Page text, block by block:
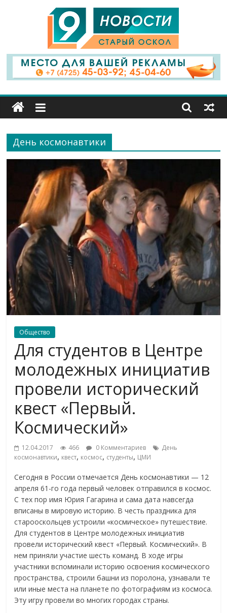
9
Канал
Старый
Оскол
День космонавтики
Общество
Для студентов в Центре
молодежных инициатив
провели исторический
квест «Первый.
Космический»
12.04.2017 466 0 Комментариев
День
космонавтики, квест, космос, студенты, ЦМИ
Сегодня в России отмечается День космонавтики — 12
апреля 61-го года первый человек отправился в космос.
С тех пор имя Юрия Гагарина и сама дата навсегда
вписаны в мировую историю. В честь праздника для
старооскольцев устроили «космическое» путешествие.
Для студентов в Центре молодежных инициатив
провели исторический квест «Первый. Космический». В
нем приняли участие шесть команд. В ходе игры
участники вспоминали историю освоения космического
пространства, строили башни из поролона, узнавали те
или иные места на планете по фотографиям из космоса.
Эту игру провели во многих городах страны.